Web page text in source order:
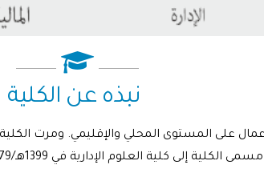
نبذه عن الكلية